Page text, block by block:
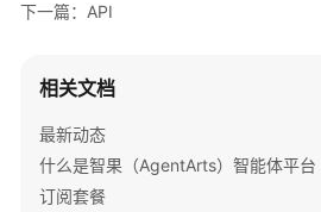
题
频
助
文
下一篇：API
相关文档
最新动态
什么是智果（AgentArts）智能体平台
订阅套餐